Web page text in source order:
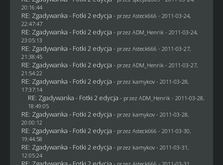
20:16:44
RE: Zgadywanka - Fotki 2 edycja - przez Asteck666 - 2011-03-24,
22:47:47
RE: Zgadywanka - Fotki 2 edycja - przez ADM_Henrik - 2011-03-24,
23:05:13
RE: Zgadywanka - Fotki 2 edycja - przez Asteck666 - 2011-03-27,
21:38:45
RE: Zgadywanka - Fotki 2 edycja - przez ADM_Henrik - 2011-03-27,
21:54:22
RE: Zgadywanka - Fotki 2 edycja - przez kamykov- 2011-03-28,
17:37:14
RE: Zgadywanka - Fotki 2 edycja - przez ADM_Henrik - 2011-03-28,
18:49:05
RE: Zgadywanka - Fotki 2 edycja - przez kamykov- 2011-03-28,
20:00:12
RE: Zgadywanka - Fotki 2 edycja - przez Asteck666 - 2011-03-30,
19:44:58
RE: Zgadywanka - Fotki 2 edycja - przez kamykov- 2011-03-31,
12:05:24